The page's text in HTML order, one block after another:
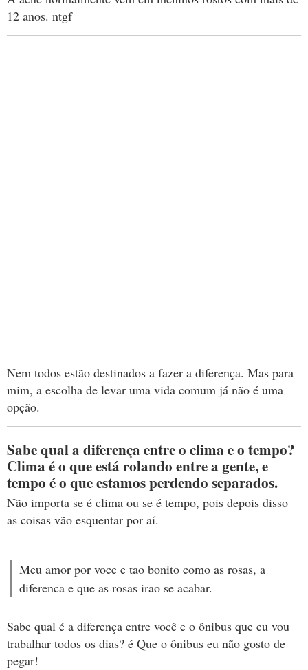
12 anos. ntgf
Nem todos estão destinados a fazer a diferença. Mas para
mim, a escolha de levar uma vida comum já não é uma
opção.
Sabe qual a diferença entre o clima e o tempo?
Clima é o que está rolando entre a gente, e
tempo é o que estamos perdendo separados.
Não importa se é clima ou se é tempo, pois depois disso
as coisas vão esquentar por aí.
Meu amor por voce e tao bonito como as rosas, a
diferenca e que as rosas irao se acabar.
Sabe qual é a diferença entre você e o ônibus que eu vou
trabalhar todos os dias? é Que o ônibus eu não gosto de
pegar!